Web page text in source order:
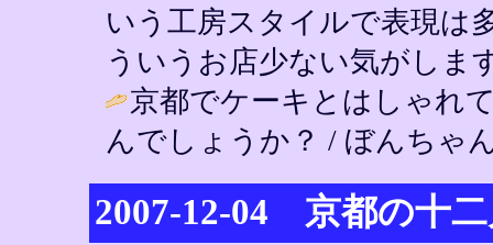
いう工房スタイルで表現は
ういうお店少ない気がしま
京都でケーキとはしゃれ
んでしょうか？ / ぼんちゃ
2007-12-04 京都の十